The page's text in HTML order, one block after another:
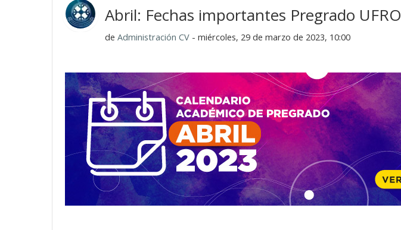
Abril: Fechas importantes Pregrado UFRO
de Administración CV - miércoles, 29 de marzo de 2023, 10:00